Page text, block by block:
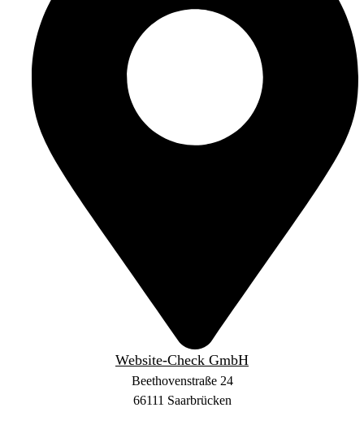
Website-Check GmbH
Beethovenstraße 24
66111 Saarbrücken